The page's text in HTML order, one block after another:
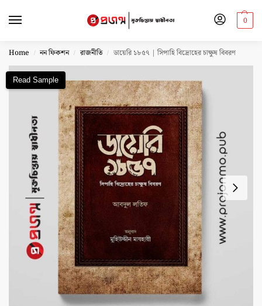
0
Home / নন ফিকশন / রাজনীতি / ডায়েরি ১৮৫৭ | সিপাহি বিদ্রোহের চাক্ষুষ বিবরণ
Read Sample